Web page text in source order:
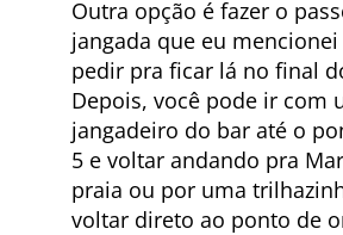
Outra opção é fazer o
jangada que eu
pedir pra ficar lá no final
Depois, você pode ir com
jangadeiro do bar até o
5 e voltar andando pra
praia ou por uma
voltar direto ao ponto de